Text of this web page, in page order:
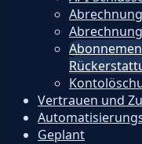
Vertrauen und
Geplant